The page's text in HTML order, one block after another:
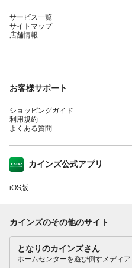
サービス一覧
サイトマップ
店舗情報
お客様サポート
ショッピングガイド
利用規約
よくある質問
カインズ公式アプリ
iOS版
カインズのその他のサイト
となりのカインズさん
ホームセンターを遊び倒すメディア